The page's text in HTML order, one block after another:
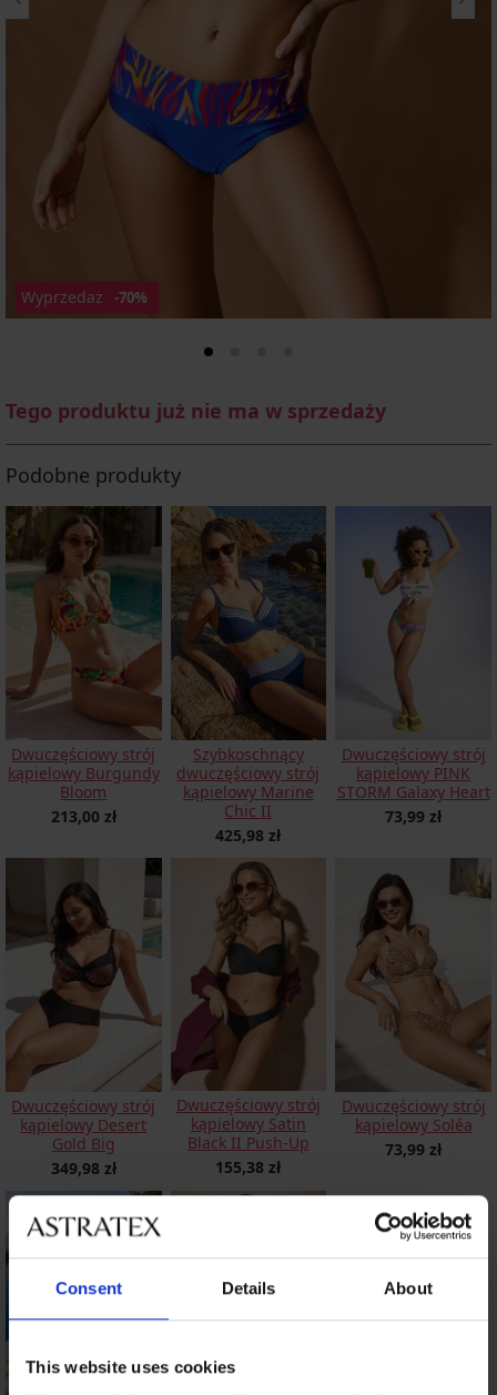
Consent Details About
This website uses cookies
Wyprzedaż -70%
Tego produktu już nie ma w sprzedaży
Podobne produkty
Dwuczęściowy strój
kąpielowy Burgundy
Bloom
213,00 zł
Szybkoschnący
dwuczęściowy strój
kąpielowy Marine
Chic II
425,98 zł
Dwuczęściowy strój
kąpielowy PINK
STORM Galaxy Heart
73,99 zł
Dwuczęściowy strój
kąpielowy Desert
Gold Big
349,98 zł
Dwuczęściowy strój
kąpielowy Satin
Black II Push-Up
155,38 zł
Dwuczęściowy strój
kąpielowy Soléa
73,99 zł